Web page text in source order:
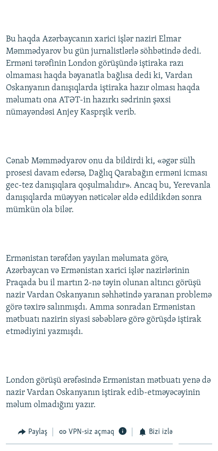
KARIKATURA
İSLAM VƏ DEMOKRATIYA
İZ - MƏDƏNIYYƏT PROQRAMI
PEŞƏ ETIKASI VƏ JURNALISTIKA STANDARTLARIMIZ
MATERIALLARIMIZDAN ISTIFADƏ
AZADLIQRADIOSU MOBIL TELEFONUNUZDA
BIZIMLƏ ƏLAQƏ
XƏBƏR BÜLLETENLƏRIMIZ
RFE/RL-in bütün saytları
Bu haqda Azərbaycanın xarici işlər naziri Elmar
Məmmədyarov bu gün jurnalistlərlə söhbətində dedi.
Erməni tərəfinin London görüşündə iştiraka razı
olmaması haqda bəyanatla bağlısa dedi ki, Vardan
Oskanyanın danışıqlarda iştiraka hazır olması haqda
məlumatı ona ATƏT-in hazırkı sədrinin şəxsi
nümayəndəsi Anjey Kasprşik verib.
Cənab Məmmədyarov onu da bildirdi ki, «əgər sülh
prosesi davam edərsə, Dağlıq Qarabağın erməni icması
gec-tez danışıqlara qoşulmalıdır». Ancaq bu, Yerevanla
danışıqlarda müəyyən nəticələr əldə edildikdən sonra
mümkün ola bilər.
Ermənistan tərəfdən yayılan məlumata görə,
Azərbaycan və Ermənistan xarici işlər nazirlərinin
Praqada bu il martın 2-nə təyin olunan altıncı görüşü
nazir Vardan Oskanyanın səhhətində yaranan problemə
görə təxirə salınmışdı. Amma sonradan Ermənistan
mətbuatı nazirin siyasi səbəblərə görə görüşdə iştirak
etmədiyini yazmışdı.
London görüşü ərəfəsində Ermənistan mətbuatı yenə də
nazir Vardan Oskanyanın iştirak edib-etməyəcəyinin
məlum olmadığını yazır.
Paylaş VPN-siz açmaq Bizi izlə